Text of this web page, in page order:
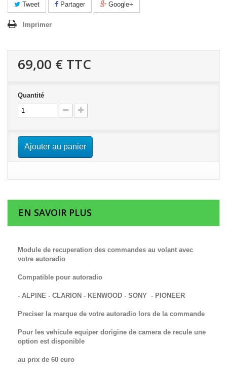
Tweet Partager Google+
Imprimer
69,00 € TTC
Quantité
Ajouter au panier
EN SAVOIR PLUS
Module de recuperation des commandes au volant avec
votre autoradio
Compatible pour autoradio
- ALPINE - CLARION - KENWOOD - SONY - PIONEER
Preciser la marque de votre autoradio lors de la commande
Pour les vehicule equiper dorigine de camera de recule une
option est disponible
au prix de 60 euro